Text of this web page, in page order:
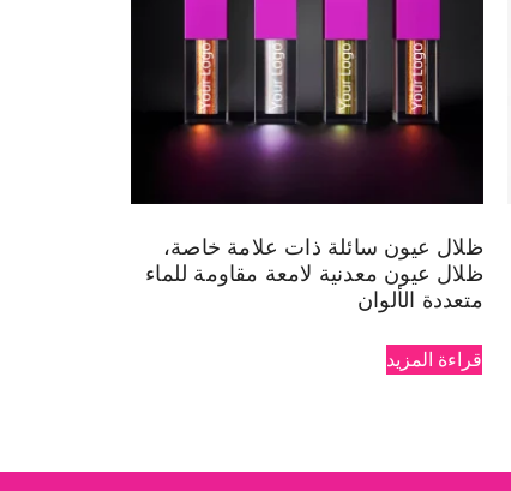
ظلال عيون سائلة ذات علامة خاصة،
ظلال عيون معدنية لامعة مقاومة للماء
متعددة الألوان
قراءة المزيد